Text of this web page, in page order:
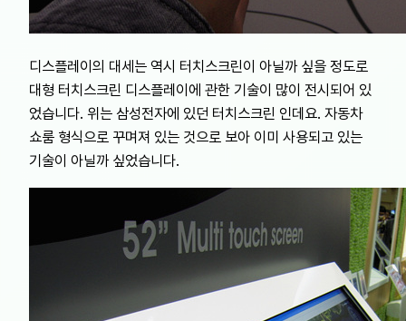
디스플레이의 대세는 역시 터치스크린이 아닐까 싶을 정도로
대형 터치스크린 디스플레이에 관한 기술이 많이 전시되어 있
었습니다. 위는 삼성전자에 있던 터치스크린 인데요. 자동차
쇼룸 형식으로 꾸며져 있는 것으로 보아 이미 사용되고 있는
기술이 아닐까 싶었습니다.